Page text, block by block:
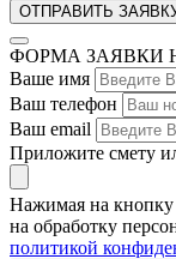
ФОРМА ЗАЯВКИ
Ваше имя
Ваш телефон
Ваш email
Приложите смету
Нажимая на
на обработку
политикой